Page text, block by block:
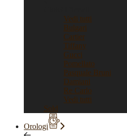
Vedi tutti
Bulgari
Cartier
Tiffany
Gucci
Pomellato
Pasquale Bruni
Damiani
Re Carlo
Vedi tutti
Sold
Orologi